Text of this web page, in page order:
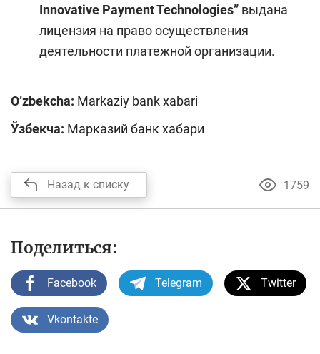
Innovative Payment Technologies” выдана
лицензия на право осуществления
деятельности платежной организации.
O’zbekcha: Markaziy bank xabari
Ўзбекча: Марказий банк хабари
Назад к списку 1759
Поделиться:
Facebook Telegram Twitter
Vkontakte